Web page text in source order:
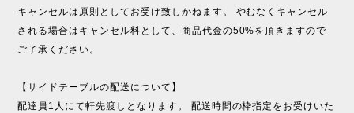
キャンセルは原則としてお受け致しかねます。 やむなくキャンセル
される場合はキャンセル料として、商品代金の50%を頂きますので
ご了承ください。
【サイドテーブルの配送について】
配達員1人にて軒先渡しとなります。 配送時間の枠指定をお受けいた